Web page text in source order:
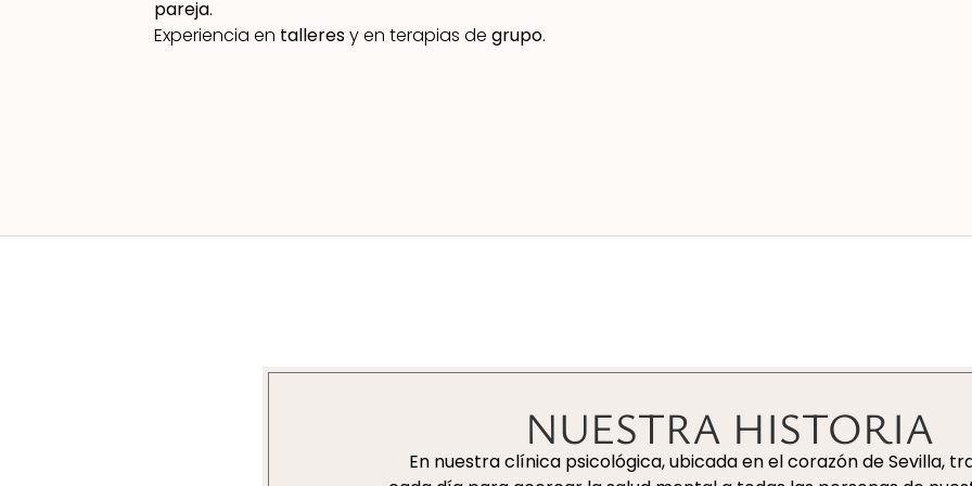
pareja.
Experiencia en talleresy en terapias de grupo.
NUESTRA HISTORIA
En nuestra clínica psicológica, ubicada en el corazón de Sevilla,